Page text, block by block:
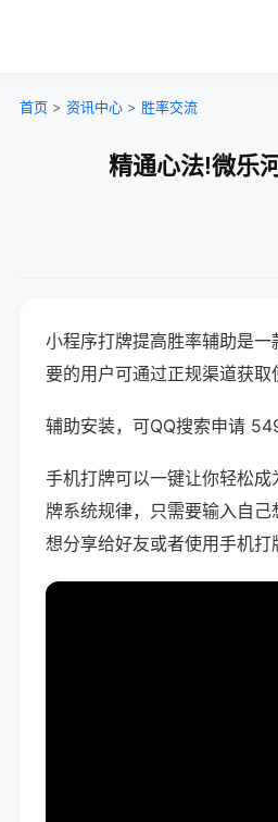
首页 > 资讯中心 > 胜率交流
精通心法!微乐
小程序打牌提高胜率辅助是
要的用户可通过正规渠道获取
辅助安装，可QQ搜索申请
手机打牌可以一键让你轻松
牌系统规律，只需要输入自
想分享给好友或者使用手机打